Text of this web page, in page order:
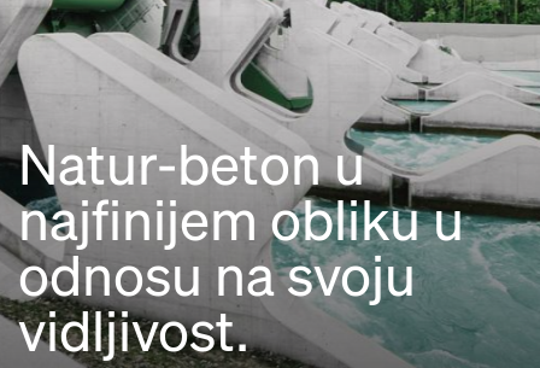
Natur-beton u
najfinijem obliku u
odnosu na svoju
vidljivost.